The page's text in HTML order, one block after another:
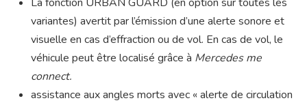
variantes) avertit par l’émission d’une alerte sonore et
visuelle en cas d’effraction ou de vol. En cas de vol, le
véhicule peut être localisé grâce à Mercedes me
connect.
assistance aux angles morts avec « alerte de circulation